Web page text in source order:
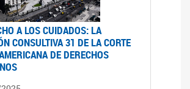
A LOS CUIDADOS: LA
CONSULTIVA 31 DE LA CORTE
DE DERECHOS